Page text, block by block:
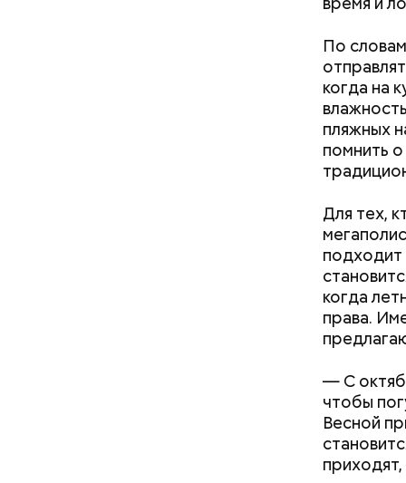
По
когда на
пляжных
помнить
Для тех,
подходит
когда
права.
— С
чтобы
Весной
философ
похожа
праздник
День
брынза;